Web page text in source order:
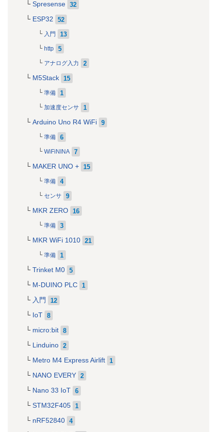
Spresense 32
ESP32 52
入門 13
http 5
アナログ入力 2
M5Stack 15
準備 1
加速度センサ 1
Arduino Uno R4 WiFi 9
準備 6
WiFiNINA 7
MAKER UNO + 15
準備 4
センサ 9
MKR ZERO 16
準備 3
MKR WiFi 1010 21
準備 1
Trinket M0 5
M-DUINO PLC 1
入門 12
IoT 8
micro:bit 8
Linduino 2
Metro M4 Express Airlift 1
NANO EVERY 2
Nano 33 IoT 6
STM32F405 1
nRF52840 4